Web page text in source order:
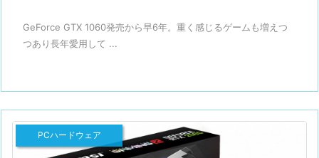
GeForce GTX 1060発売から早6年。重く感じるゲームも増えつ
つあり長年愛用して ...
PCハードウェア